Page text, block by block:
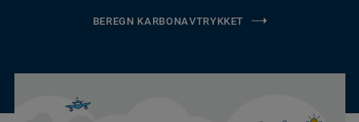
BEREGN KARBONAVTRYKKET